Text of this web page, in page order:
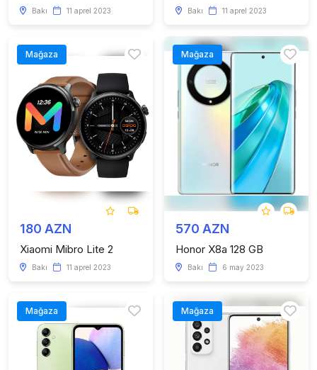
Bakı 11 aprel 2023 Bakı 11 aprel 2023
Mağaza
180 AZN
Xiaomi Mibro Lite 2
Bakı 11 aprel 2023
Mağaza
570 AZN
Honor X8a 128 GB
Bakı 6 may 2023
Mağaza Mağaza